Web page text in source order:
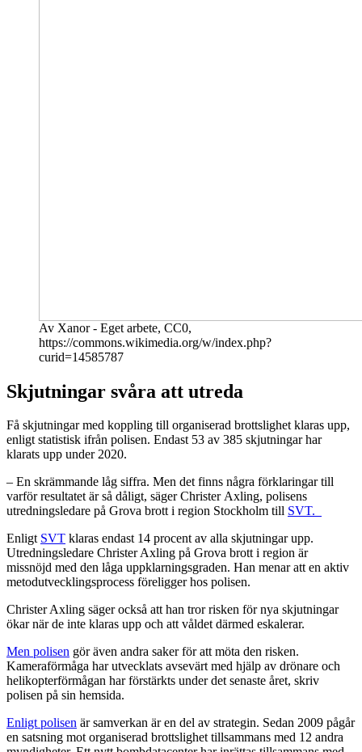
Av Xanor - Eget arbete, CC0,
https://commons.wikimedia.org/w/index.php?
curid=14585787
Skjutningar svåra att utreda
Få skjutningar med koppling till organiserad brottslighet klaras upp,
enligt statistisk ifrån polisen. Endast 53 av 385 skjutningar har
klarats upp under 2020.
– En skrämmande låg siffra. Men det finns några förklaringar till
varför resultatet är så dåligt, säger Christer Axling, polisens
utredningsledare på Grova brott i region Stockholm till SVT.
Enligt SVT klaras endast 14 procent av alla skjutningar upp.
Utredningsledare Christer Axling på Grova brott i region är
missnöjd med den låga uppklarningsgraden. Han menar att en aktiv
metodutvecklingsprocess föreligger hos polisen.
Christer Axling säger också att han tror risken för nya skjutningar
ökar när de inte klaras upp och att våldet därmed eskalerar.
Men polisen gör även andra saker för att möta den risken.
Kameraförmåga har utvecklats avsevärt med hjälp av drönare och
helikopterförmågan har förstärkts under det senaste året, skriv
polisen på sin hemsida.
Enligt polisen är samverkan är en del av strategin. Sedan 2009 pågår
en satsning mot organiserad brottslighet tillsammans med 12 andra